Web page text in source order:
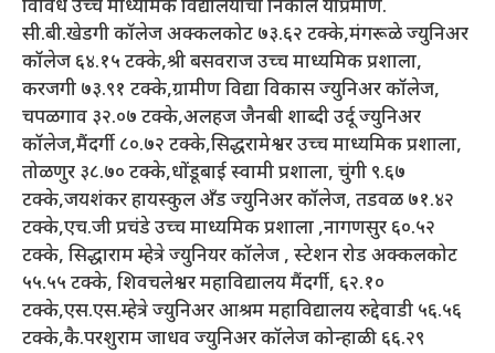
विविध उच्च माध्यमिक विद्यालयाचा निकाल याप्रमाणे.
सी.बी.खेडगी कॉलेज अक्कलकोट ७३.६२ टक्के,मंगरूळे ज्युनिअर
कॉलेज ६४.१५ टक्के,श्री बसवराज उच्च माध्यमिक प्रशाला,
करजगी ७३.९१ टक्के,ग्रामीण विद्या विकास ज्युनिअर कॉलेज,
चपळगाव ३२.०७ टक्के,अलहज जैनबी शाब्दी उर्दू ज्युनिअर
कॉलेज,मैंदर्गी ८०.७२ टक्के,सिद्धरामेश्वर उच्च माध्यमिक प्रशाला,
तोळणुर ३८.७० टक्के,धोंडूबाई स्वामी प्रशाला, चुंगी ९.६७
टक्के,जयशंकर हायस्कुल अँड ज्युनिअर कॉलेज, तडवळ ७१.४२
टक्के,एच.जी प्रचंडे उच्च माध्यमिक प्रशाला ,नागणसुर ६०.५२
टक्के, सिद्धाराम म्हेत्रे ज्युनियर कॉलेज , स्टेशन रोड अक्कलकोट
५५.५५ टक्के, शिवचलेश्वर महाविद्यालय मैंदर्गी, ६२.१०
टक्के,एस.एस.म्हेत्रे ज्युनिअर आश्रम महाविद्यालय रुद्देवाडी ५६.५६
टक्के,कै.परशुराम जाधव ज्युनिअर कॉलेज कोन्हाळी ६६.२९